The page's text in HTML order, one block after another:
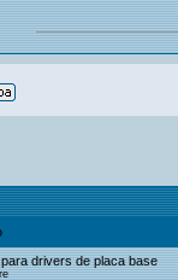
drivers de placa base